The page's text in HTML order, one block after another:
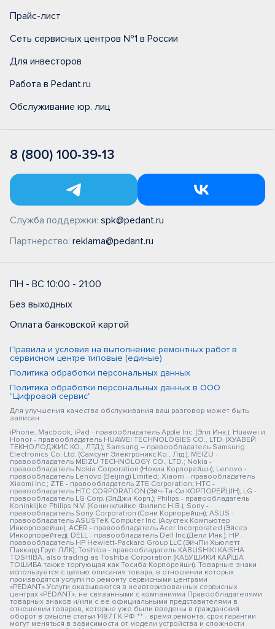
Прайс-лист
Сеть сервисных центров №1 в России
Для инвесторов
Работа в Pedant.ru
Обслуживание юр. лиц
8 (800) 100-39-13
Служба поддержки: spk@pedant.ru
Партнерство: reklama@pedant.ru
ПН - ВС 10:00 - 21:00
Без выходных
Оплата банковской картой
Правила и условия на выполнение ремонтных работ в
сервисном центре типовые (единые)
Политика обработки персональных данных
Политика обработки персональных данных в ООО
"Цифровой сервис"
Для улучшения качества обслуживания ваш разговор может быть
записан
iPhone, Macbook, iPad - правообладатель Apple Inc. (Эпл Инк.); Huawei и
Honor - правообладатель HUAWEI TECHNOLOGIES CO., LTD. (ХУАВЕЙ
ТЕКНОЛОДЖИС КО., ЛТД.); Samsung – правообладатель Samsung
Electronics Co. Ltd. (Самсунг Электроникс Ко., Лтд.); MEIZU -
правообладатель MEIZU TECHNOLOGY CO., LTD.; Nokia -
правообладатель Nokia Corporation (Нокиа Корпорейшн); Lenovo -
правообладатель Lenovo (Beijing) Limited; Xiaomi - правообладатель
Xiaomi Inc.; ZTE - правообладатель ZTE Corporation; HTC -
правообладатель HTC CORPORATION (Эйч-Ти-Си КОРПОРЕЙШН); LG -
правообладатель LG Corp. (ЭлДжи Корп.); Philips - правообладатель
Koninklijke Philips N.V. (Конинклийке Филипс Н.В.); Sony -
правообладатель Sony Corporation (Сони Корпорейшн); ASUS -
правообладатель ASUSTeK Computer Inc. (Асустек Компьютер
Инкорпорейшн); ACER - правообладатель Acer Incorporated (Эйсер
Инкорпорейтед); DELL - правообладатель Dell Inc.(Делл Инк.); HP -
правообладатель HP Hewlett-Packard Group LLC (ЭйчПи Хьюлетт
Паккард Груп ЛЛК); Toshiba - правообладатель KABUSHIKI KAISHA
TOSHIBA, also trading as Toshiba Corporation (КАБУШИКИ КАЙША
ТОШИБА также торгующая как Тосиба Корпорейшн). Товарные знаки
используется с целью описания товара, в отношении которых
производятся услуги по ремонту сервисными центрами
«PEDANT».Услуги оказываются в неавторизованных сервисных
центрах «PEDANT», не связанными с компаниями Правообладателями
товарных знаков и/или с ее официальными представителями в
отношении товаров, которые уже были введены в гражданский
оборот в смысле статьи 1487 ГК РФ ** - время ремонта, срок гарантии
могут меняться в зависимости от модели устройства и сложности